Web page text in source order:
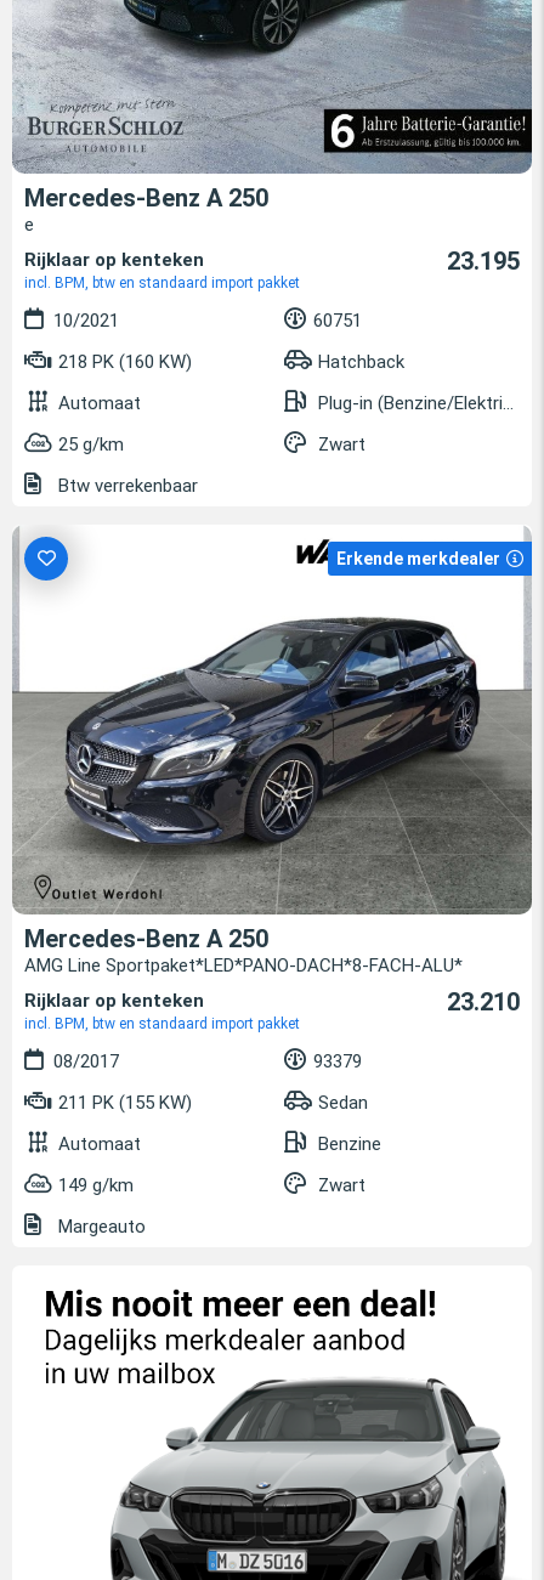
Mercedes-Benz A 250
e
Rijklaar op kenteken
incl. BPM, btw en standaard import pakket
23.195
10/2021
60751
218 PK (160 KW)
Hatchback
Automaat
Plug-in (Benzine/Elektrisch)
25 g/km
Zwart
Btw verrekenbaar
Erkende merkdealer
Mercedes-Benz A 250
AMG Line Sportpaket*LED*PANO-DACH*8-FACH-ALU*
Rijklaar op kenteken
incl. BPM, btw en standaard import pakket
23.210
08/2017
93379
211 PK (155 KW)
Sedan
Automaat
Benzine
149 g/km
Zwart
Margeauto